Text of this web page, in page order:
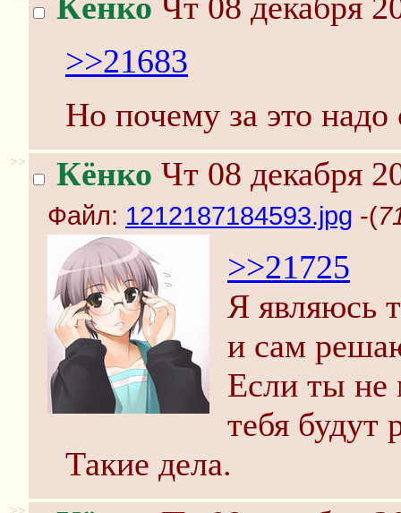
>>21683
Но почему за это надо
>> Кёнко Чт 08 декабря
Файл: 1212187184593.jpg -(
>>21725
Я являюсь
и сам
Если ты не
тебя будут
Такие дела.